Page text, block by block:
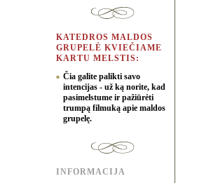
KATEDROS MALDOS
GRUPELĖ KVIEČIAME
KARTU MELSTIS:
Čia galite palikti savo
intencijas - už ką norite, kad
pasimelstume ir pažiūrėti
trumpą filmuką apie maldos
grupelę.
INFORMACIJA